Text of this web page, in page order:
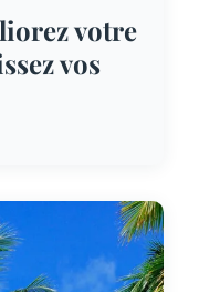
votre
vos